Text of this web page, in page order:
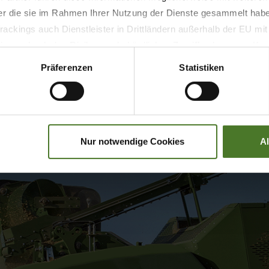
die sie im Rahmen Ihrer Nutzung der Dienste gesammelt
auch Dienstleister in Drittländern außerhalb der EU
wodurch das Risiko von behördlichen Zugriffen bzw. von
Präferenzen Statistiken
Nur notwendige Cookies
pelety,